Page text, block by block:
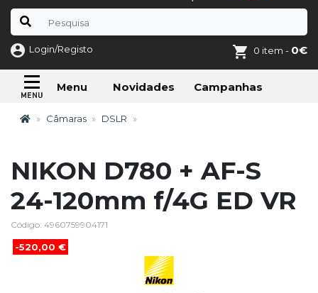
Login/Registo 0 item - 0€
Menu Novidades Campanhas
Câmaras DSLR
NIKON D780 + AF-S
24-120mm f/4G ED VR
Código: 4960759904171
-520,00 €